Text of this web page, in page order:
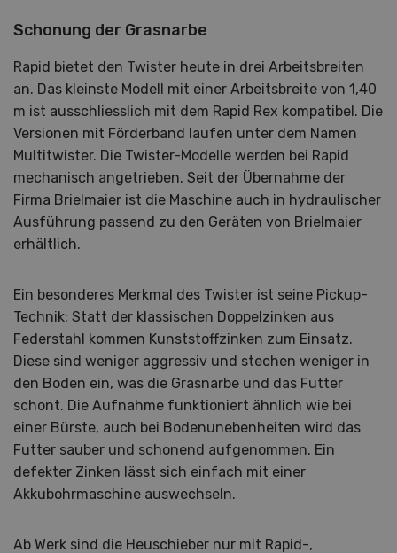
Schonung der Grasnarbe
Rapid bietet den Twister heute in drei Arbeitsbreiten
an. Das kleinste Modell mit einer Arbeitsbreite von 1,40
m ist ausschliesslich mit dem Rapid Rex kompatibel. Die
Versionen mit Förderband laufen unter dem Namen
Multitwister. Die Twister-Modelle werden bei Rapid
mechanisch angetrieben. Seit der Übernahme der
Firma Brielmaier ist die Maschine auch in hydraulischer
Ausführung passend zu den Geräten von Brielmaier
erhältlich.
Ein besonderes Merkmal des Twister ist seine Pickup-
Technik: Statt der klassischen Doppelzinken aus
Federstahl kommen Kunststoffzinken zum Einsatz.
Diese sind weniger aggressiv und stechen weniger in
den Boden ein, was die Grasnarbe und das Futter
schont. Die Aufnahme funktioniert ähnlich wie bei
einer Bürste, auch bei Bodenunebenheiten wird das
Futter sauber und schonend aufgenommen. Ein
defekter Zinken lässt sich einfach mit einer
Akkubohrmaschine auswechseln.
Ab Werk sind die Heuschieber nur mit Rapid-,